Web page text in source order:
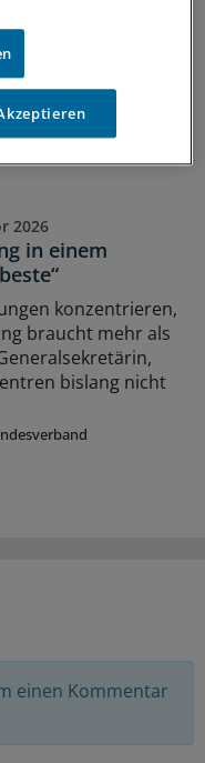
Fallzahlen je
sich die
2026
in einem
konzentrieren,
braucht mehr als
bislang nicht
einen Kommentar